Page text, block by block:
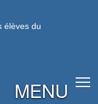
élèves du
MENU